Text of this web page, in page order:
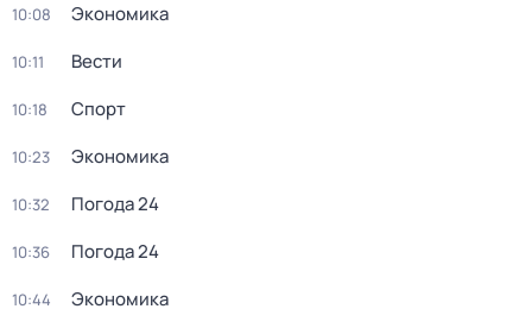
10:08 Экономика
10:11 Вести
10:18 Спорт
10:23 Экономика
10:32 Погода 24
10:36 Погода 24
10:44 Экономика